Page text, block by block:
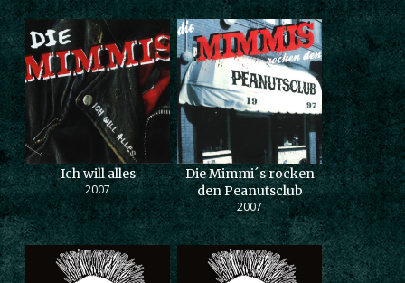
Ich will alles
2007
Die Mimmi´s rocken
den Peanutsclub
2007